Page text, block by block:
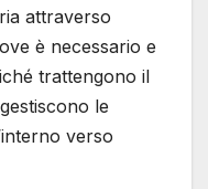
attraverso
è necessario e
trattengono il
le
verso